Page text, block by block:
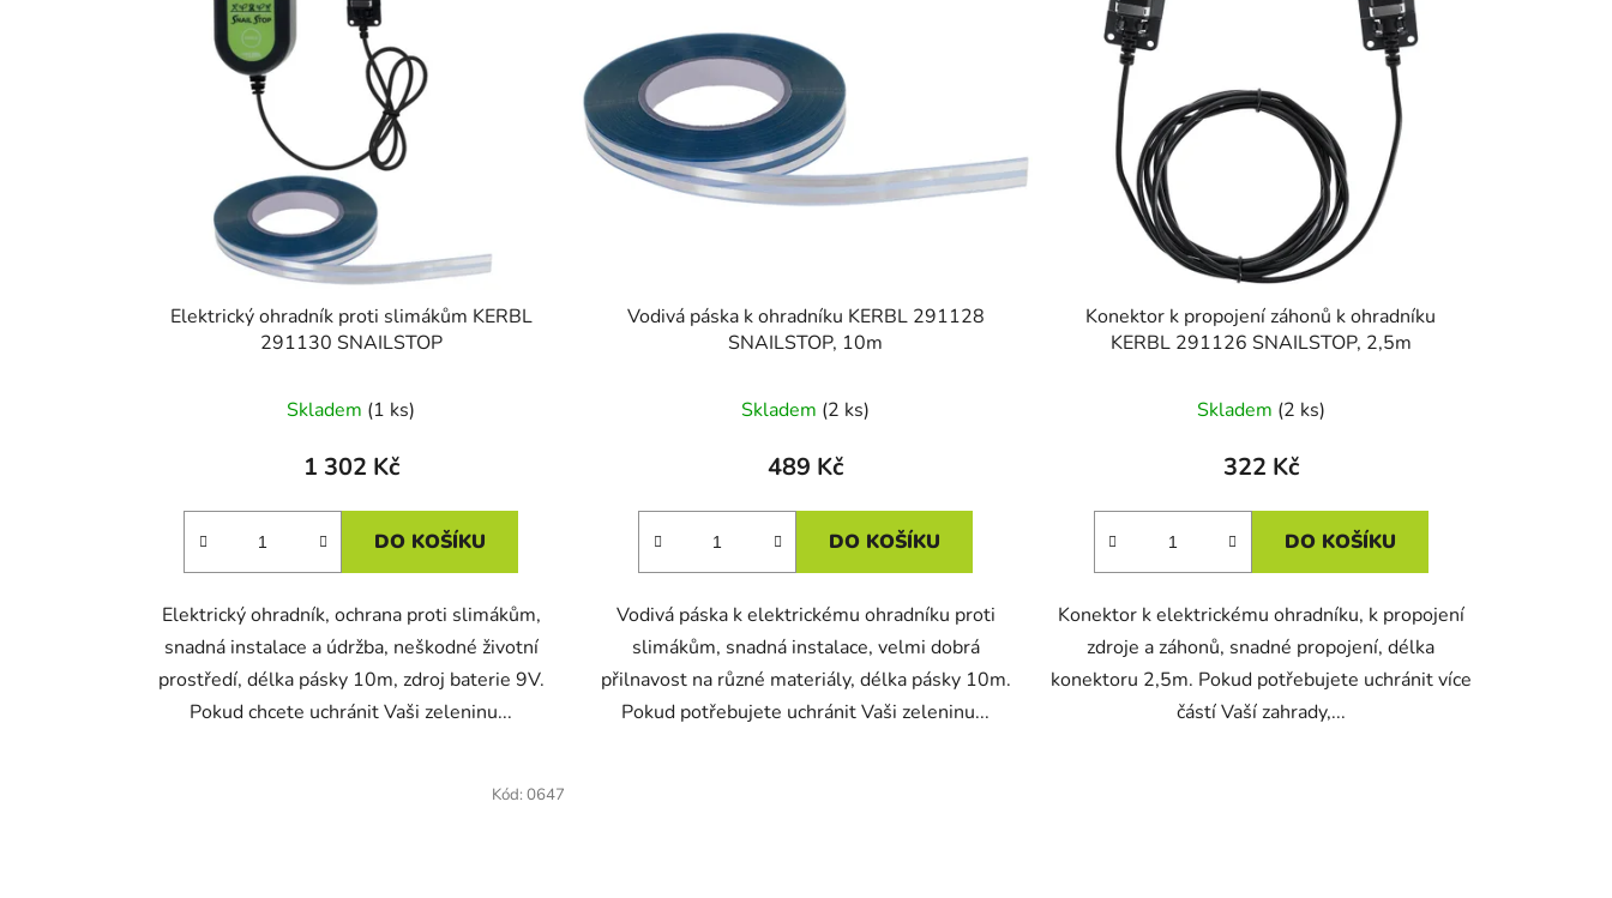
Elektrický ohradník proti slimákům KERBL
291130 SNAILSTOP
Skladem (1 ks)
1 302 Kč
DO KOŠÍKU
Elektrický ohradník, ochrana proti slimákům,
snadná instalace a údržba, neškodné životní
prostředí, délka pásky 10m, zdroj baterie 9V.
Pokud chcete uchránit Vaši zeleninu...
Vodivá páska k ohradníku KERBL 291128
SNAILSTOP, 10m
Skladem (2 ks)
489 Kč
DO KOŠÍKU
Vodivá páska k elektrickému ohradníku proti
slimákům, snadná instalace, velmi dobrá
přilnavost na různé materiály, délka pásky 10m.
Pokud potřebujete uchránit Vaši zeleninu...
Konektor k propojení záhonů k ohradníku
KERBL 291126 SNAILSTOP, 2,5m
Skladem (2 ks)
322 Kč
DO KOŠÍKU
Konektor k elektrickému ohradníku, k propojení
zdroje a záhonů, snadné propojení, délka
konektoru 2,5m. Pokud potřebujete uchránit více
částí Vaší zahrady,...
Kód:0647